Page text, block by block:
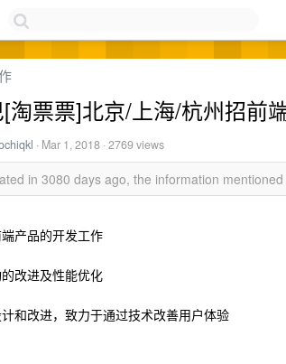
淘票票]北京/上海/杭州招前
· Mar 1, 2018 · 2769 views
in 3080 days ago, the information
产品的开发工作
改进及性能优化
和改进，致力于通过技术改善用户体验